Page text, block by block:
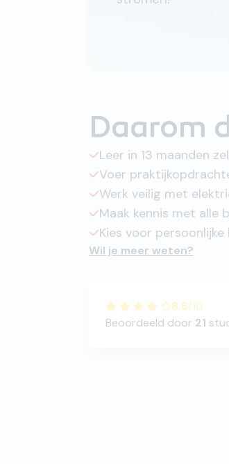
Daarom
Leer in 13 maanden
Voer
Werk veilig met
Maak kennis met alle
Kies voor
Wil je meer weten?
8.6/10
Beoordeeld door 21